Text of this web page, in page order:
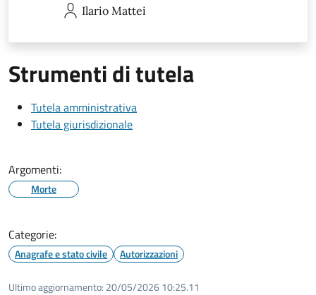
Ilario Mattei
Strumenti di tutela
Tutela amministrativa
Tutela giurisdizionale
Argomenti:
Morte
Categorie:
Anagrafe e stato civile Autorizzazioni
Ultimo aggiornamento: 20/05/2026 10:25.11